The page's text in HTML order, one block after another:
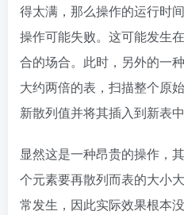
得太满，那么操作的运行时
操作可能失败。这可能发生
合的场合。此时，另外的一
大约两倍的表，扫描整个原
新散列值并将其插入到新表中
显然这是一种昂贵的操作，
个元素要再散列而表的大小
常发生，因此实际效果根本没